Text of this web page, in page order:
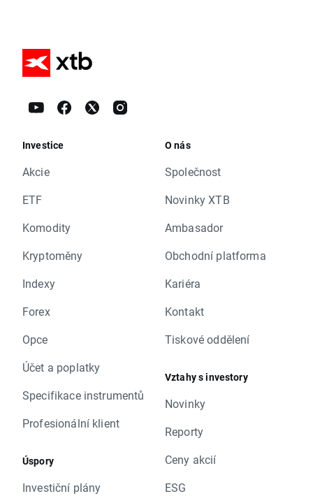
Investice
Akcie
ETF
Komodity
Kryptoměny
Indexy
Forex
Opce
Účet a poplatky
Specifikace instrumentů
Profesionální klient
Úspory
Investiční plány
O nás
Společnost
Novinky XTB
Ambasador
Obchodní platforma
Kariéra
Kontakt
Tiskové oddělení
Vztahy s investory
Novinky
Reporty
Ceny akcií
ESG